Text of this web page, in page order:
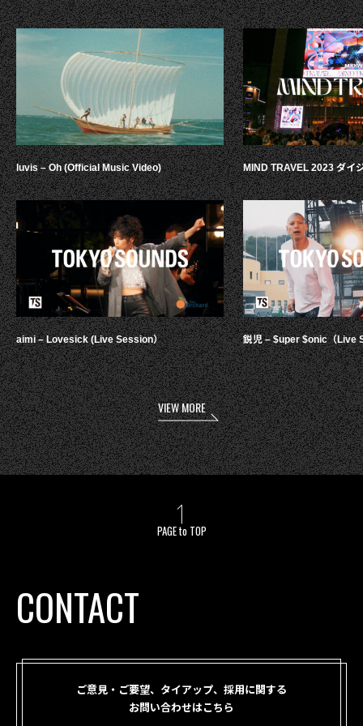
luvis – Oh (Official Music Video)
aimi – Lovesick (Live Session）
MIND TRAVEL 2023 ダイ
鋭児 – $uper $onic（Live
VIEW MORE
PAGE to TOP
CONTACT
ご意見・ご要望、タイアップ、採用に関する
お問い合わせはこちら